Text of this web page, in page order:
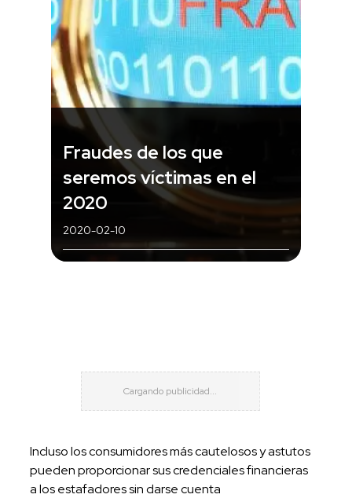
Fraudes de los que
seremos víctimas en el
2020
2020-02-10
Incluso los consumidores más cautelosos y astutos
pueden proporcionar sus credenciales financieras
a los estafadores sin darse cuenta